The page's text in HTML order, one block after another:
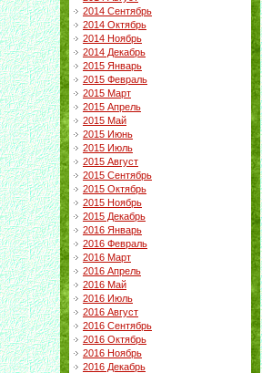
2014 Сентябрь
2014 Октябрь
2014 Ноябрь
2014 Декабрь
2015 Январь
2015 Февраль
2015 Март
2015 Апрель
2015 Май
2015 Июнь
2015 Июль
2015 Август
2015 Сентябрь
2015 Октябрь
2015 Ноябрь
2015 Декабрь
2016 Январь
2016 Февраль
2016 Март
2016 Апрель
2016 Май
2016 Июль
2016 Август
2016 Сентябрь
2016 Октябрь
2016 Ноябрь
2016 Декабрь